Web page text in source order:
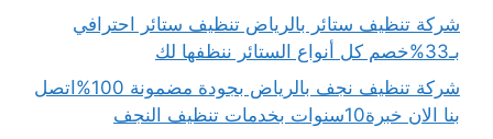
شركة تنظيف ستائر بالرياض تنظيف ستائر احترافي
بـ33%خصم كل أنواع الستائر ننظفها لك
شركة تنظيف نجف بالرياض بجودة مضمونة 100%اتصل
بنا الان خبرة10سنوات بخدمات تنظيف النجف